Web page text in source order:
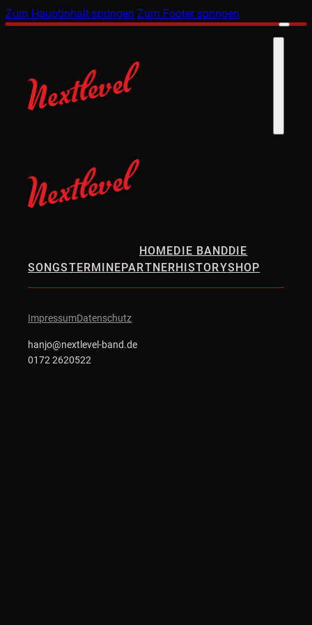
Zum Hauptinhalt springen Zum Footer springen
HOMEDIE BANDDIE
SONGSTERMINEPARTNERHISTORYSHOP
ImpressumDatenschutz
hanjo@nextlevel-band.de
0172 2620522